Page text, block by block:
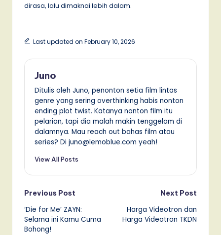
dirasa, lalu dimaknai lebih dalam.
Last updated on February 10, 2026
Juno
Ditulis oleh Juno, penonton setia film lintas
genre yang sering overthinking habis nonton
ending plot twist. Katanya nonton film itu
pelarian, tapi dia malah makin tenggelam di
dalamnya. Mau reach out bahas film atau
series? Di juno@lemoblue.com yeah!
View All Posts
Post
navigation
Previous Post
‘Die for Me’ ZAYN:
Selama ini Kamu Cuma
Bohong!
Next Post
Harga Videotron dan
Harga Videotron TKDN